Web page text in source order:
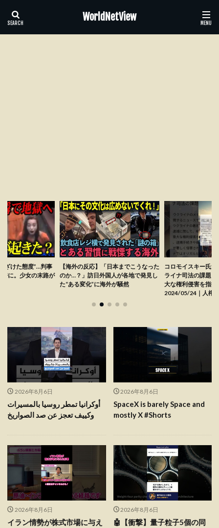
WorldNetView
ざけた態度”…判事
に。少女の末路が
【海外の反応】「日本までこうなった
のか…？」訪日外国人が各地で発見し
た“ある変化”に海外が騒然
コロモイスキー氏
ライナ司法の課題
大な権利侵害を指
2024/05/24｜人権
2026年8月6日
أوكرانيا تمطر روسيا بالمسيرات
وكييف تعجز عن صد الصواريخ
2026年8月6日
SpaceX is barely Space and
mostly X #Shorts
2026年8月6日
イラン情勢が株式市場に与え
2026年8月6日
🤖【衝撃】量子粒子5個の同